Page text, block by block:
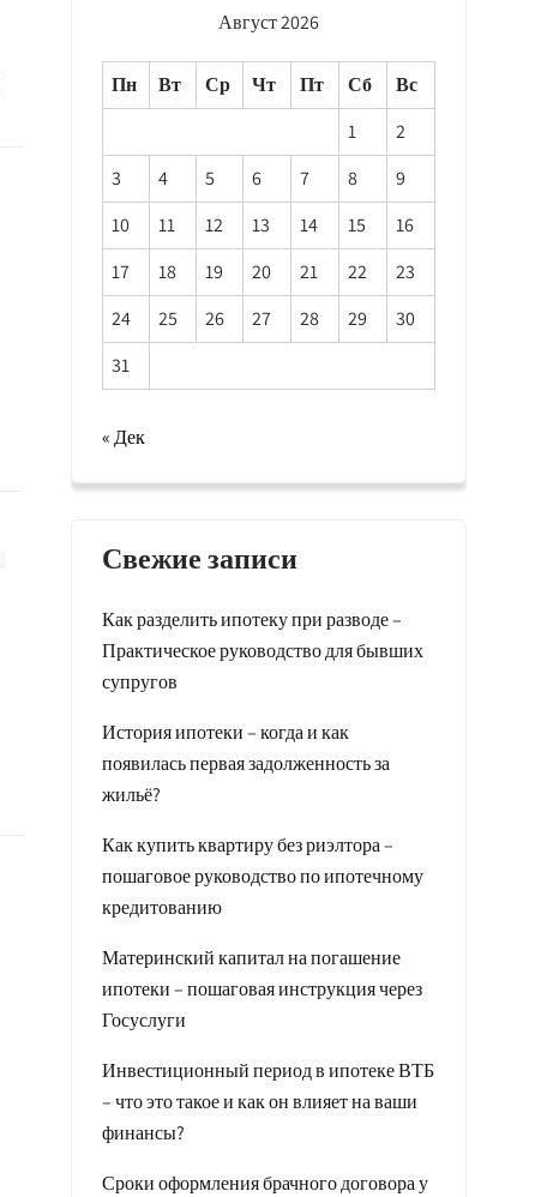
Август 2026
Пн Вт Ср Чт Пт Сб
Вс
1
2
3
4 5 6 7 8
9
10
11 12 13 14 15
16
17
18 19 20 21 22
23
24
25 26 27 28 29
30
31
« Дек
Свежие записи
Как разделить ипотеку при разводе –
Практическое руководство для бывших
супругов
История ипотеки – когда и как
появилась первая задолженность за
жильё?
Как купить квартиру без риэлтора –
пошаговое руководство по ипотечному
кредитованию
Материнский капитал на погашение
ипотеки – пошаговая инструкция через
Госуслуги
Инвестиционный период в ипотеке ВТБ
– что это такое и как он влияет на ваши
финансы?
Сроки оформления брачного договора у